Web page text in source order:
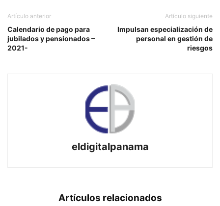
Artículo anterior
Calendario de pago para
jubilados y pensionados –
2021-
Artículo siguiente
Impulsan especialización de
personal en gestión de
riesgos
eldigitalpanama
Artículos relacionados